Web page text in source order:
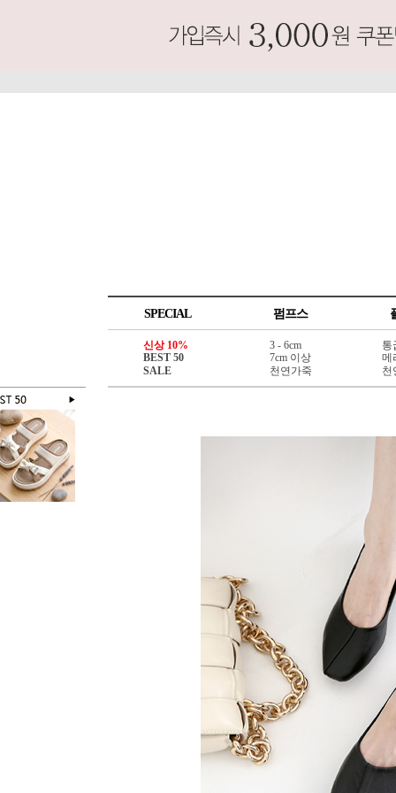
SPECIAL 펌프스
신상 10%
BEST 50
SALE
3 - 6cm
7cm 이상
천연가죽
통
메
천